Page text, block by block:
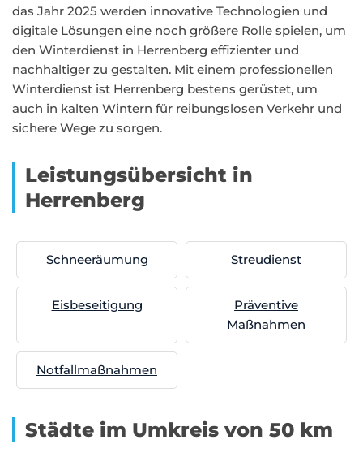
das Jahr 2025 werden innovative Technologien und
digitale Lösungen eine noch größere Rolle spielen, um
den Winterdienst in Herrenberg effizienter und
nachhaltiger zu gestalten. Mit einem professionellen
Winterdienst ist Herrenberg bestens gerüstet, um
auch in kalten Wintern für reibungslosen Verkehr und
sichere Wege zu sorgen.
Leistungsübersicht in
Herrenberg
Schneeräumung Streudienst
Eisbeseitigung
Präventive
Maßnahmen
Notfallmaßnahmen
Städte im Umkreis von 50 km